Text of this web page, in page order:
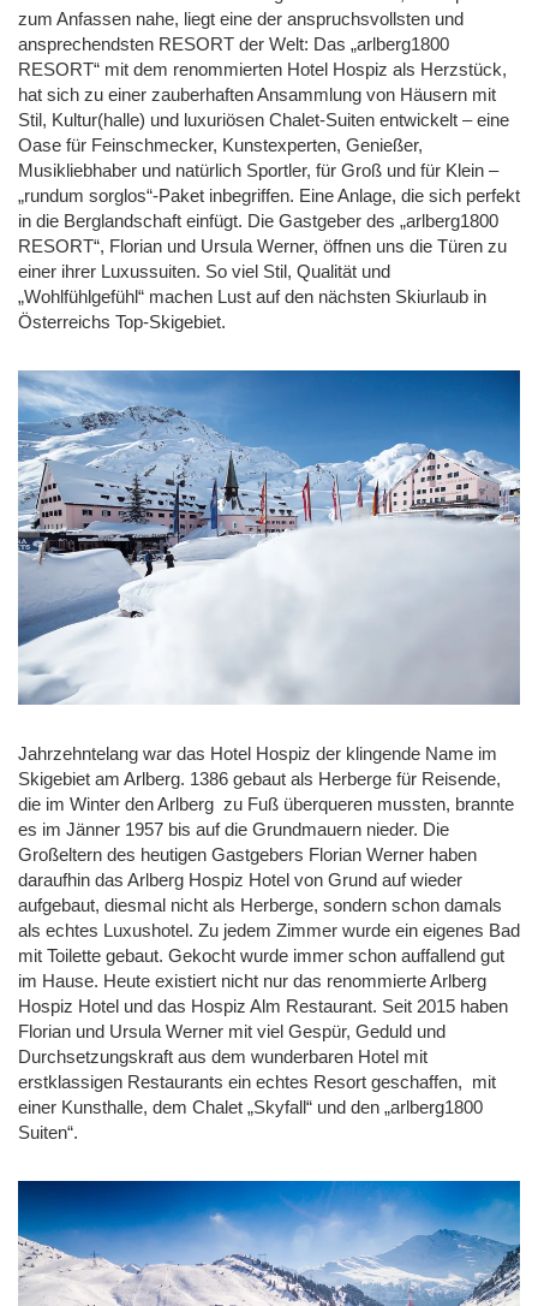
zum Anfassen nahe, liegt eine der anspruchsvollsten und
ansprechendsten RESORT der Welt: Das „arlberg1800
RESORT“ mit dem renommierten Hotel Hospiz als Herzstück,
hat sich zu einer zauberhaften Ansammlung von Häusern mit
Stil, Kultur(halle) und luxuriösen Chalet-Suiten entwickelt – eine
Oase für Feinschmecker, Kunstexperten, Genießer,
Musikliebhaber und natürlich Sportler, für Groß und für Klein –
„rundum sorglos“-Paket inbegriffen. Eine Anlage, die sich perfekt
in die Berglandschaft einfügt. Die Gastgeber des „arlberg1800
RESORT“, Florian und Ursula Werner, öffnen uns die Türen zu
einer ihrer Luxussuiten. So viel Stil, Qualität und
„Wohlfühlgefühl“ machen Lust auf den nächsten Skiurlaub in
Österreichs Top-Skigebiet.
Jahrzehntelang war das Hotel Hospiz der klingende Name im
Skigebiet am Arlberg. 1386 gebaut als Herberge für Reisende,
die im Winter den Arlberg zu Fuß überqueren mussten, brannte
es im Jänner 1957 bis auf die Grundmauern nieder. Die
Großeltern des heutigen Gastgebers Florian Werner haben
daraufhin das Arlberg Hospiz Hotel von Grund auf wieder
aufgebaut, diesmal nicht als Herberge, sondern schon damals
als echtes Luxushotel. Zu jedem Zimmer wurde ein eigenes Bad
mit Toilette gebaut. Gekocht wurde immer schon auffallend gut
im Hause. Heute existiert nicht nur das renommierte Arlberg
Hospiz Hotel und das Hospiz Alm Restaurant. Seit 2015 haben
Florian und Ursula Werner mit viel Gespür, Geduld und
Durchsetzungskraft aus dem wunderbaren Hotel mit
erstklassigen Restaurants ein echtes Resort geschaffen, mit
einer Kunsthalle, dem Chalet „Skyfall“ und den „arlberg1800
Suiten“.